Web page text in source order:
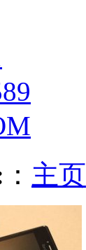
： 主页